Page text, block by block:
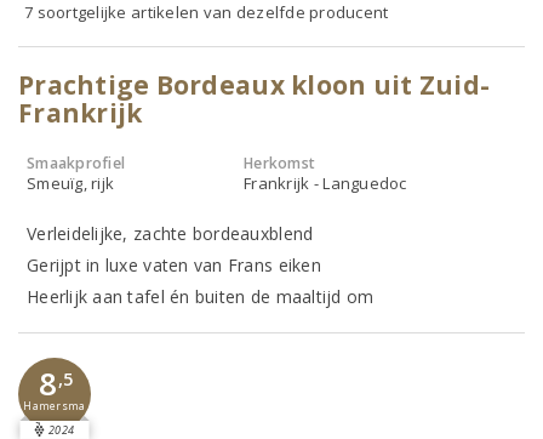
7 soortgelijke artikelen van dezelfde producent
Prachtige Bordeaux kloon uit Zuid-
Frankrijk
Smaakprofiel
Smeuïg, rijk
Herkomst
Frankrijk - Languedoc
Verleidelijke, zachte bordeauxblend
Gerijpt in luxe vaten van Frans eiken
Heerlijk aan tafel én buiten de maaltijd om
8,5
Hamersma
2024